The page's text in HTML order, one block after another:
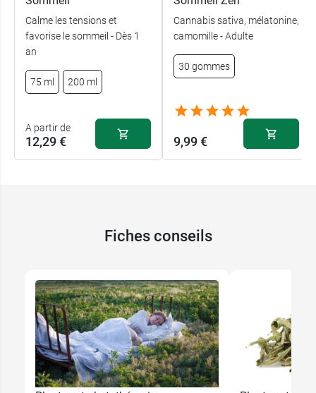
Calme les tensions et
favorise le sommeil - Dès 1
an
75 ml 200 ml
A partir de
12,29 €
Cannabis sativa, mélatonine,
camomille - Adulte
30 gommes
9,99 €
Fiches conseils